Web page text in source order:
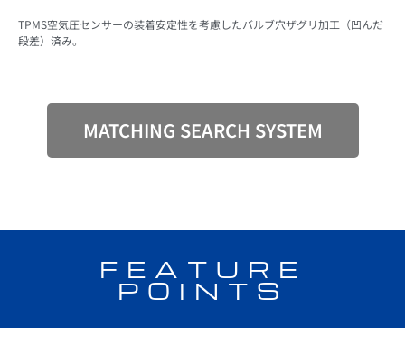
TPMS空気圧センサーの装着安定性を考慮したバルブ穴ザグリ加工（凹んだ
段差）済み。
MATCHING SEARCH SYSTEM
FEATURE
POINTS